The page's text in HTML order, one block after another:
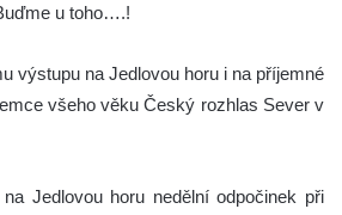
u toho….!
výstupu na Jedlovou horu i na příjemné
všeho věku Český rozhlas Sever v
Jedlovou horu nedělní odpočinek při